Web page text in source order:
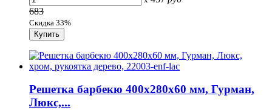
683
Скидка 33%
Решетка барбекю 400х280х60 мм, Гурман,
Люкс,...